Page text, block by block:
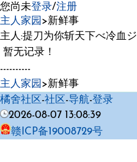
您尚未登录/注册
主人家园 >新鲜事
主人:提刀为你斩天下べ冷血ジ
暂无记录！
----------
主人家园 >新鲜事
橘舍社区 -社区 -导航-登录
2026-08-07 13:08:39
赣ICP备19008729号